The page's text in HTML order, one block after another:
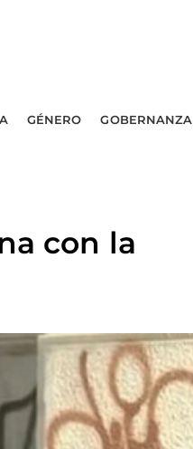
GÉNERO GOBERNANZA
con la